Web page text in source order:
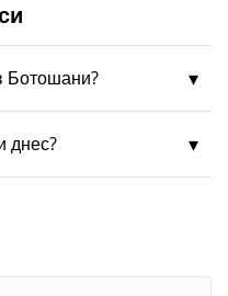
Ботошани?
днес?